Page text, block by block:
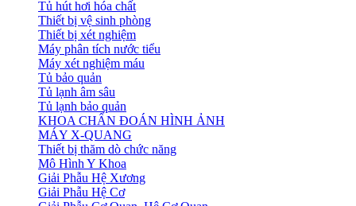
Tủ hút hơi hóa chất
Thiết bị vệ sinh phòng
Thiết bị xét nghiệm
Máy phân tích nước tiểu
Máy xét nghiệm máu
Tủ bảo quản
Tủ lạnh âm sâu
Tủ lạnh bảo quản
KHOA CHẨN ĐOÁN HÌNH ẢNH
MÁY X-QUANG
Thiết bị thăm dò chức năng
Mô Hình Y Khoa
Giải Phẫu Hệ Xương
Giải Phẫu Hệ Cơ